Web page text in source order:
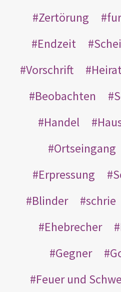
Zertörung
Endzeit
Vorschrift
Beobachten
Handel
Ortseingang
Erpressung
Blinder
schrie
Ehebrecher
Gegner
Feuer und